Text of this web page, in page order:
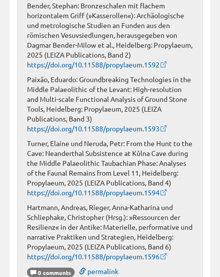
Bender, Stephan: Bronzeschalen mit flachem
horizontalem Griff (»Kasserollen«): Archäologische
und metrologische Studien an Funden aus den
römischen Vesuvsiedlungen, herausgegeben von
Dagmar Bender-Milow et al., Heidelberg: Propylaeum,
2025 (LEIZA Publications, Band 2)
https://doi.org/10.11588/propylaeum.1592
Paixão, Eduardo: Groundbreaking Technologies in the
Middle Palaeolithic of the Levant: High-resolution
and Multi-scale Functional Analysis of Ground Stone
Tools, Heidelberg: Propylaeum, 2025 (LEIZA
Publications, Band 3)
https://doi.org/10.11588/propylaeum.1593
Turner, Elaine und Neruda, Petr: From the Hunt to the
Cave: Neanderthal Subsistence at Kůlna Cave during
the Middle Palaeolithic Taubachian Phase: Analyses
of the Faunal Remains from Level 11, Heidelberg:
Propylaeum, 2025 (LEIZA Publications, Band 4)
https://doi.org/10.11588/propylaeum.1594
Hartmann, Andreas, Rieger, Anna-Katharina und
Schliephake, Christopher (Hrsg.): »Ressourcen der
Resilienz« in der Antike: Materielle, performative und
narrative Praktiken und Strategien, Heidelberg:
Propylaeum, 2025 (LEIZA Publications, Band 6)
https://doi.org/10.11588/propylaeum.1596
0 comments permalink